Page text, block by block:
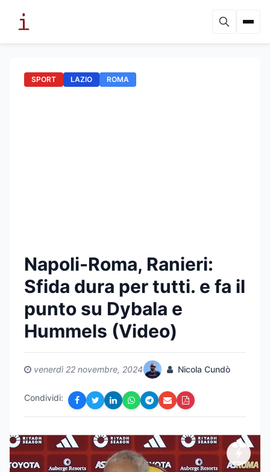
SPORT LAZIO ROMA
Napoli-Roma, Ranieri:
Sfida dura per tutti. e fa il
punto su Dybala e
Hummels (Video)
venerdì 22 novembre, 2024 Nicola Cundò
Condividi: